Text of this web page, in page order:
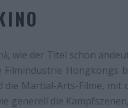
, wie der Titel schon
Filmindustrie Hongkongs
die Martial-Arts-Filme, mit
generell die